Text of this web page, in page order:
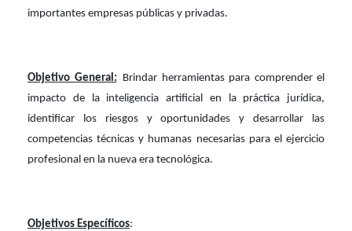
importantes empresas públicas y privadas.
Objetivo General:
Brindar herramientas para comprender el
impacto de la inteligencia artificial en la práctica jurídica,
identificar los riesgos y oportunidades y desarrollar las
competencias técnicas y humanas necesarias para el ejercicio
profesional en la nueva era tecnológica.
Objetivos Específicos: